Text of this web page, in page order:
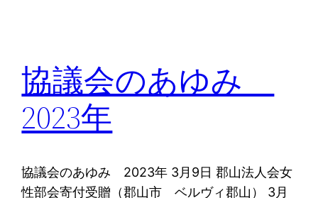
協議会のあゆみ
2023年
協議会のあゆみ 2023年 3月9日 郡山法人会女
性部会寄付受贈（郡山市 ベルヴィ郡山） 3月